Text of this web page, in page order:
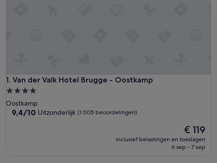
1. Van der Valk Hotel Brugge - Oostkamp
Van der Valk Hotel Brugge - Oostkamp
4.0-
sterrenaccommodatie
Oostkamp
9.4
9,4/10 Uitzonderlijk (1.005 beoordelingen)
De
prijs
is
€ 119
inclusief belastingen en toeslagen
6 sep - 7 sep